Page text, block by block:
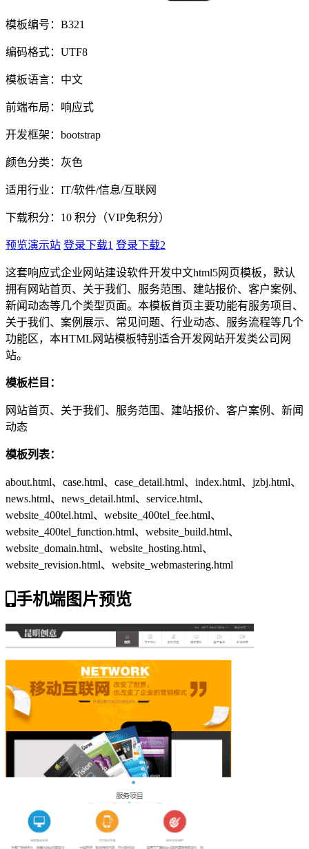
模板编号：B321
编码格式：UTF8
模板语言：中文
前端布局：响应式
开发框架：bootstrap
颜色分类：灰色
适用行业：IT/软件/信息/互联网
下载积分： 10 积分（VIP免积分）
预览演示站 登录下载1 登录下载2
这套响应式企业网站建设软件开发中文html5网页模板，默认
拥有网站首页、关于我们、服务范围、建站报价、客户案例、
新闻动态等几个类型页面。本模板首页主要功能有服务项目、
关于我们、案例展示、常见问题、行业动态、服务流程等几个
功能区，本HTML网站模板特别适合开发网站开发类公司网
站。
模板栏目：
网站首页、关于我们、服务范围、建站报价、客户案例、新闻
动态
模板列表：
about.html、case.html、case_detail.html、index.html、jzbj.html、
news.html、news_detail.html、service.html、
website_400tel.html、website_400tel_fee.html、
website_400tel_function.html、website_build.html、
website_domain.html、website_hosting.html、
website_revision.html、website_webmastering.html
手机端图片预览